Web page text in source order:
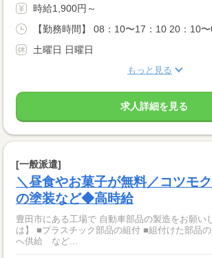
時給1,900円～
【勤務時間】 08：10〜17：10 20：10〜
土曜日 日曜日
もっと見る
求人詳細を見る
[一般派遣]
＼昼食やお菓子が無料／コツモ
の塗装など◆高時給
豊田市にある工場で 自動車部品の製造をお願いします！
は】 ■プラスチック部品の組付 ■組付けた部品
へ供給 など...